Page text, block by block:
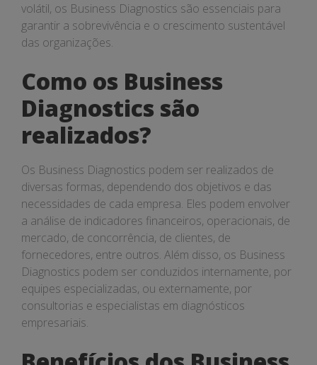
volátil, os Business Diagnostics são essenciais para
garantir a sobrevivência e o crescimento sustentável
das organizações.
Como os Business
Diagnostics são
realizados?
Os Business Diagnostics podem ser realizados de
diversas formas, dependendo dos objetivos e das
necessidades de cada empresa. Eles podem envolver
a análise de indicadores financeiros, operacionais, de
mercado, de concorrência, de clientes, de
fornecedores, entre outros. Além disso, os Business
Diagnostics podem ser conduzidos internamente, por
equipes especializadas, ou externamente, por
consultorias e especialistas em diagnósticos
empresariais.